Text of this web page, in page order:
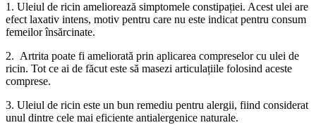
1. Uleiul de ricin ameliorează simptomele constipației. Acest ulei are
efect laxativ intens, motiv pentru care nu este indicat pentru consum
femeilor însărcinate.
2. Artrita poate fi ameliorată prin aplicarea compreselor cu ulei de
ricin. Tot ce ai de făcut este să masezi articulațiile folosind aceste
comprese.
3. Uleiul de ricin este un bun remediu pentru alergii, fiind considerat
unul dintre cele mai eficiente antialergenice naturale.